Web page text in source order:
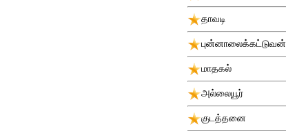
தாவடி
புன்னாலைக்கட்டுவன்
மாதகல்
அல்லையூர்
குடத்தனை